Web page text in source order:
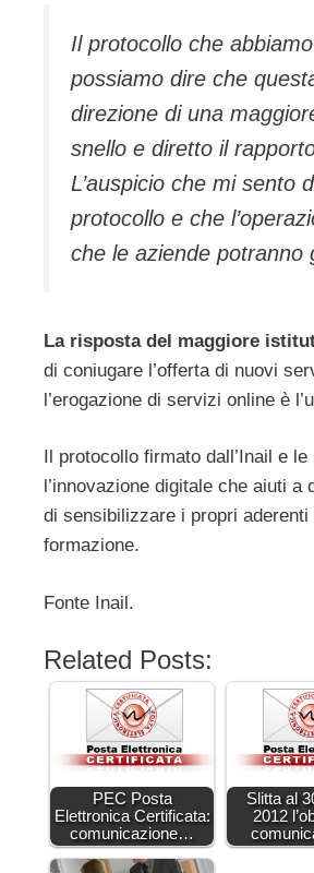
Il protocollo che
possiamo dire che
direzione di una
snello e diretto il
L’auspicio che mi sento
protocollo e che
che le aziende potranno
La risposta del maggiore
di coniugare l’offerta di nuovi
l’erogazione di servizi online è
Il protocollo firmato dall’Inail e
l’innovazione digitale che aiuti
di sensibilizzare i propri
formazione.
Fonte Inail.
Related Posts:
PEC Posta
Elettronica Certificata:
comunicazione…
Slitta al
2012